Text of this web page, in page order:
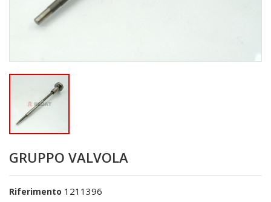
GRUPPO VALVOLA
Riferimento 1211396